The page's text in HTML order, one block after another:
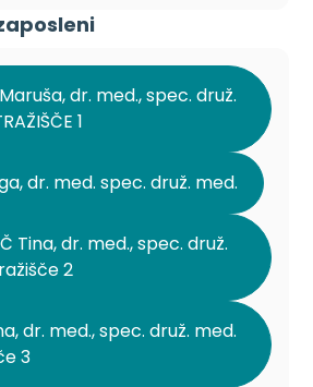
Maruša, dr. med., spec. druž.
1
dr. med. spec. druž. med.
Tina, dr. med., spec. druž.
2
dr. med., spec. druž. med.
3